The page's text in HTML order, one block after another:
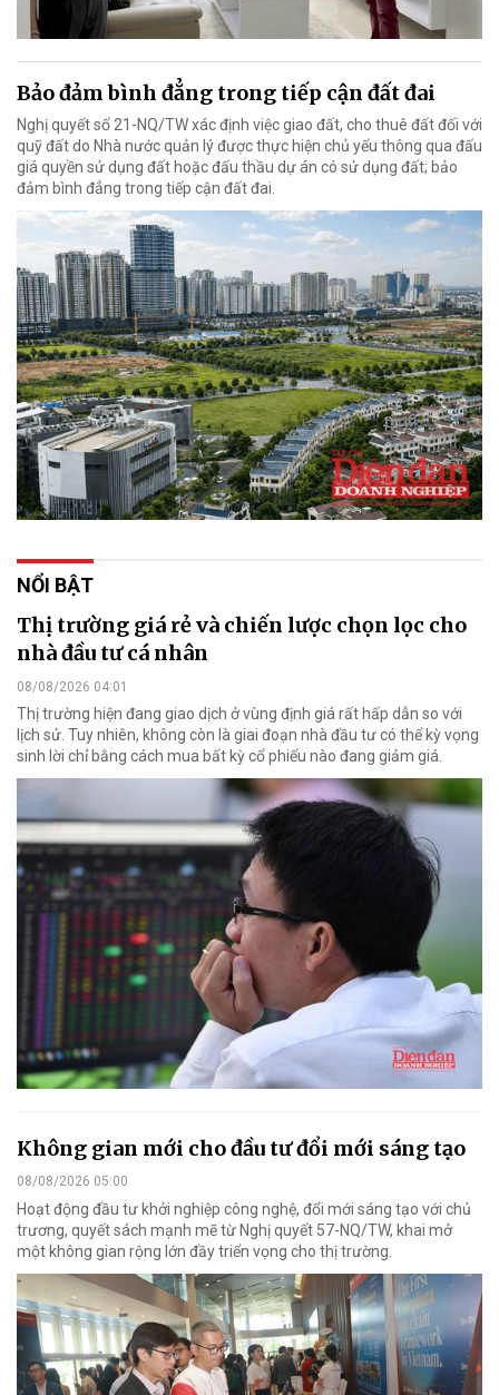
Bảo đảm bình đẳng trong tiếp cận đất đai
Nghị quyết số 21-NQ/TW xác định việc giao đất, cho thuê đất đối với
quỹ đất do Nhà nước quản lý được thực hiện chủ yếu thông qua đấu
giá quyền sử dụng đất hoặc đấu thầu dự án có sử dụng đất; bảo
đảm bình đẳng trong tiếp cận đất đai.
NỔI BẬT
Thị trường giá rẻ và chiến lược chọn lọc cho
nhà đầu tư cá nhân
08/08/2026 04:01
Thị trường hiện đang giao dịch ở vùng định giá rất hấp dẫn so với
lịch sử. Tuy nhiên, không còn là giai đoạn nhà đầu tư có thể kỳ vọng
sinh lời chỉ bằng cách mua bất kỳ cổ phiếu nào đang giảm giá.
Không gian mới cho đầu tư đổi mới sáng tạo
08/08/2026 05:00
Hoạt động đầu tư khởi nghiệp công nghệ, đổi mới sáng tạo với chủ
trương, quyết sách mạnh mẽ từ Nghị quyết 57-NQ/TW, khai mở
một không gian rộng lớn đầy triển vọng cho thị trường.